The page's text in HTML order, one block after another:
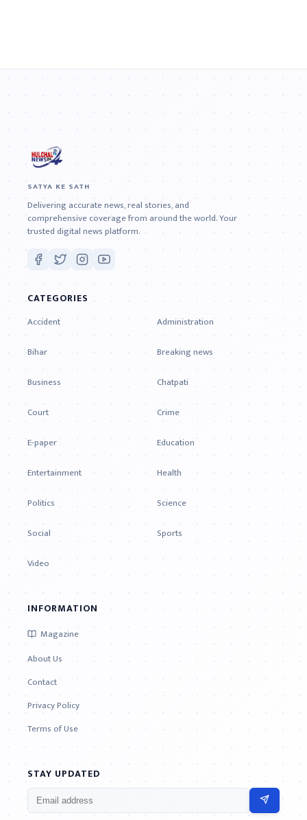
SATYA KE SATH
Delivering accurate news, real stories, and
comprehensive coverage from around the world. Your
trusted digital news platform.
CATEGORIES
Accident
Administration
Bihar
Breaking news
Business
Chatpati
Court
Crime
E-paper
Education
Entertainment
Health
Politics
Science
Social
Sports
Video
INFORMATION
Magazine
About Us
Contact
Privacy Policy
Terms of Use
STAY UPDATED